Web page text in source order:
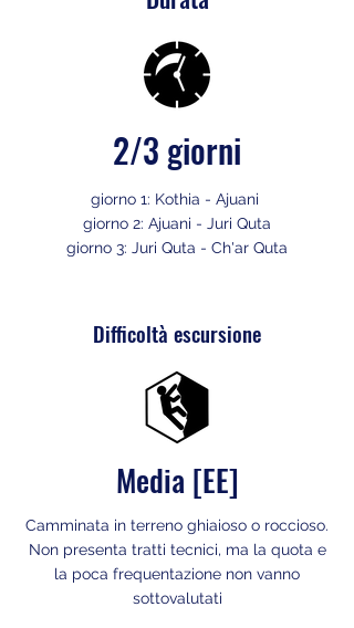
2/3 giorni
giorno 1: Kothia - Ajuani
giorno 2: Ajuani - Juri Quta
giorno 3: Juri Quta - Ch'ar Quta
Difficoltà escursione
Media [EE]
Camminata in terreno ghiaioso o roccioso.
Non presenta tratti tecnici, ma la quota e
la poca frequentazione non vanno
sottovalutati